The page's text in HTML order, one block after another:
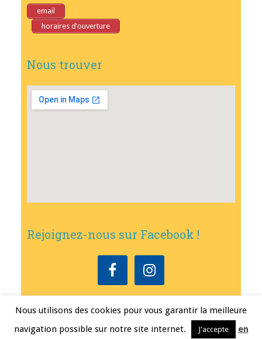
email
horaires d’ouverture
Nous trouver
Rejoignez-nous sur Facebook !
Mairie de Bouxwiller • Conception
Mentions légales
Nous utilisons des cookies pour vous garantir la meilleure
navigation possible sur notre site internet.
J'accepte en